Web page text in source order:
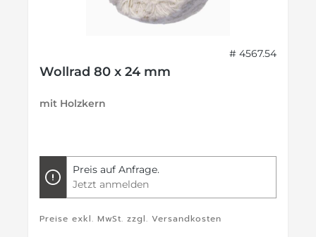
# 4567.54
Wollrad 80 x 24 mm
mit Holzkern
Preis auf Anfrage.
Jetzt anmelden
Preise exkl. MwSt. zzgl. Versandkosten